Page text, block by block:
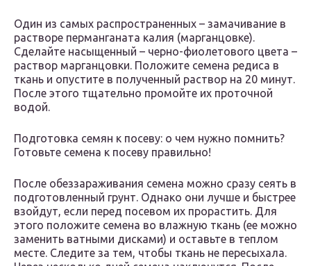
Один из самых распространенных – замачивание в
растворе перманганата калия (марганцовке).
Сделайте насыщенный – черно-фиолетового цвета –
раствор марганцовки. Положите семена редиса в
ткань и опустите в полученный раствор на 20 минут.
После этого тщательно промойте их проточной
водой.
Подготовка семян к посеву: о чем нужно помнить?
Готовьте семена к посеву правильно!
После обеззараживания семена можно сразу сеять в
подготовленный грунт. Однако они лучше и быстрее
взойдут, если перед посевом их прорастить. Для
этого положите семена во влажную ткань (ее можно
заменить ватными дисками) и оставьте в теплом
месте. Следите за тем, чтобы ткань не пересыхала.